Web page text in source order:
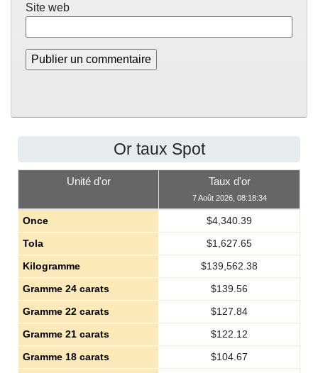
Site web
Or taux Spot
Unité d'or Taux d'or
7 Août 2026, 08:18:34
Once $4,340.39
Tola
$1,627.65
Kilogramme
$139,562.38
Gramme 24 carats
$139.56
Gramme 22 carats
$127.84
Gramme 21 carats
$122.12
Gramme 18 carats
$104.67